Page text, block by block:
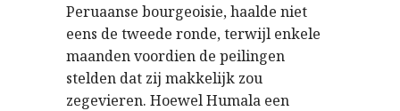
Peruaanse bourgeoisie, haalde niet
eens de tweede ronde, terwijl enkele
maanden voordien de peilingen
stelden dat zij makkelijk zou
zegevieren. Hoewel Humala een